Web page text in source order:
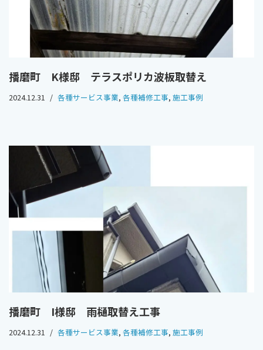
播磨町 K様邸 テラスポリカ波板取替え
2024.12.31 各種サービス事業, 各種補修工事, 施工事例
播磨町 I様邸 雨樋取替え工事
2024.12.31 各種サービス事業, 各種補修工事, 施工事例